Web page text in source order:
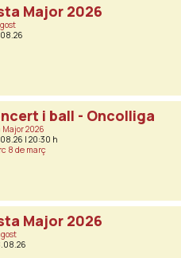
Major 2026
i ball - Oncolliga
Major 2026
| 20:30 h
8 de març
Major 2026